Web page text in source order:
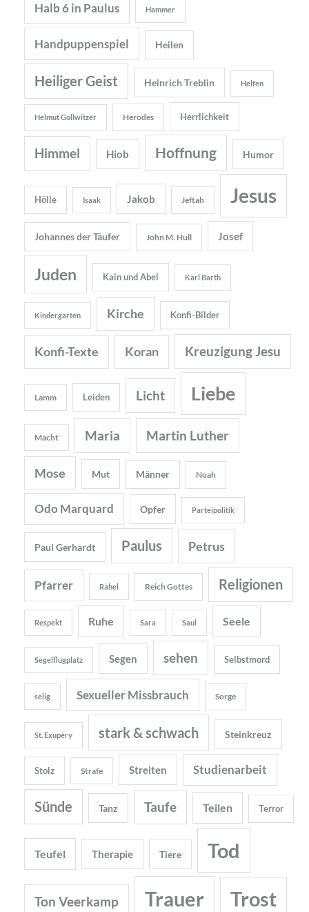
Halb 6 in Paulus Hammer
Handpuppenspiel Heilen
Heiliger Geist Heinrich Treblin Helfen
Helmut Gollwitzer Herodes Herrlichkeit
Himmel Hiob Hoffnung Humor
Hölle Isaak Jakob Jeftah Jesus
Johannes der Täufer John M. Hull Josef
Juden Kain und Abel Karl Barth
Kindergarten Kirche Konfi-Bilder
Konfi-Texte Koran Kreuzigung Jesu
Lamm Leiden Licht Liebe
Macht Maria Martin Luther
Mose Mut Männer Noah
Odo Marquard Opfer Parteipolitik
Paul Gerhardt Paulus Petrus
Pfarrer Rahel Reich Gottes Religionen
Respekt Ruhe Sara Saul Seele
Segelflugplatz Segen sehen Selbstmord
selig Sexueller Missbrauch Sorge
St. Exupéry stark & schwach Steinkreuz
Stolz Strafe Streiten Studienarbeit
Sünde Tanz Taufe Teilen Terror
Teufel Therapie Tiere Tod
Ton Veerkamp Trauer Trost